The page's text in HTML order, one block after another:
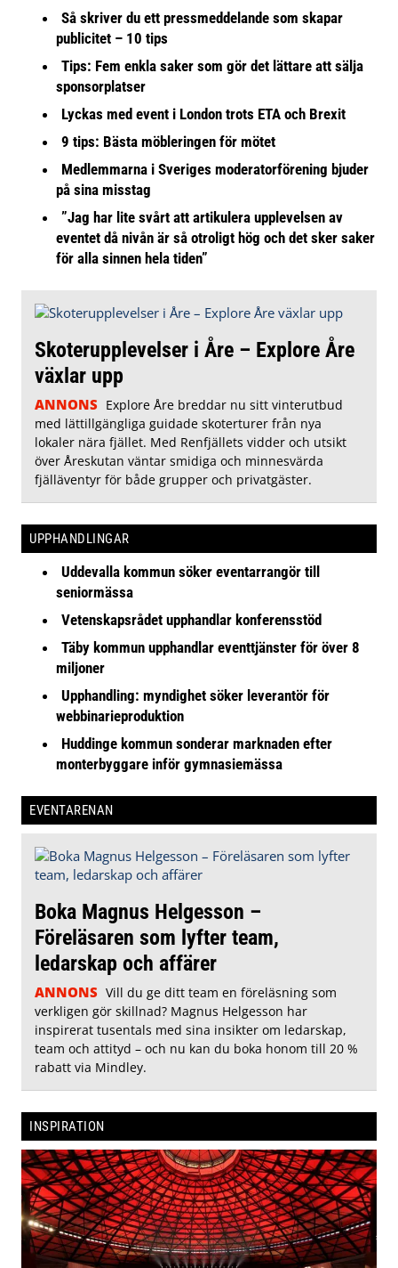
Så skriver du ett pressmeddelande som skapar
publicitet – 10 tips
Tips: Fem enkla saker som gör det lättare att sälja
sponsorplatser
Lyckas med event i London trots ETA och Brexit
9 tips: Bästa möbleringen för mötet
Medlemmarna i Sveriges moderatorförening bjuder
på sina misstag
”Jag har lite svårt att artikulera upplevelsen av
eventet då nivån är så otroligt hög och det sker saker
för alla sinnen hela tiden”
Skoterupplevelser i Åre – Explore Åre
växlar upp
ANNONS Explore Åre breddar nu sitt vinterutbud
med lättillgängliga guidade skoterturer från nya
lokaler nära fjället. Med Renfjällets vidder och utsikt
över Åreskutan väntar smidiga och minnesvärda
fjälläventyr för både grupper och privatgäster.
UPPHANDLINGAR
Uddevalla kommun söker eventarrangör till
seniormässa
Vetenskapsrådet upphandlar konferensstöd
Täby kommun upphandlar eventtjänster för över 8
miljoner
Upphandling: myndighet söker leverantör för
webbinarieproduktion
Huddinge kommun sonderar marknaden efter
monterbyggare inför gymnasiemässa
EVENTARENAN
Boka Magnus Helgesson –
Föreläsaren som lyfter team,
ledarskap och affärer
ANNONS Vill du ge ditt team en föreläsning som
verkligen gör skillnad? Magnus Helgesson har
inspirerat tusentals med sina insikter om ledarskap,
team och attityd – och nu kan du boka honom till 20 %
rabatt via Mindley.
INSPIRATION